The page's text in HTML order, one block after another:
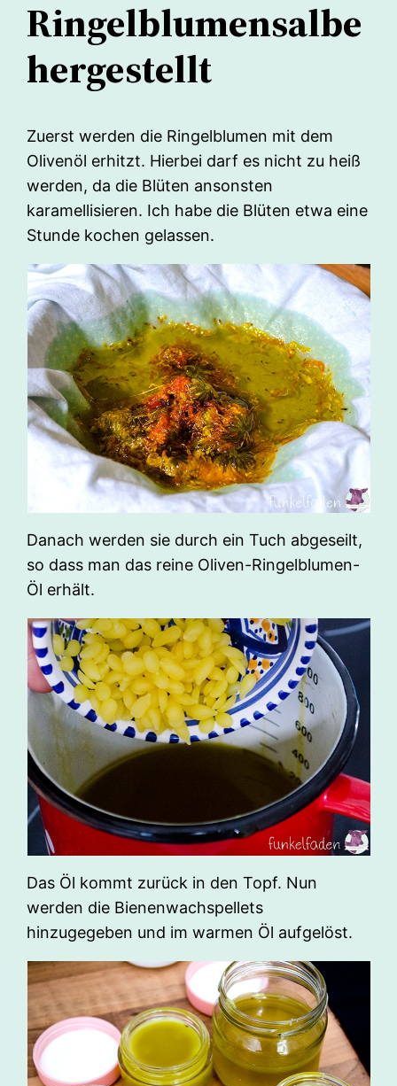
Ringelblumensalbe
hergestellt
Zuerst werden die Ringelblumen mit dem
Olivenöl erhitzt. Hierbei darf es nicht zu heiß
werden, da die Blüten ansonsten
karamellisieren. Ich habe die Blüten etwa eine
Stunde kochen gelassen.
Danach werden sie durch ein Tuch abgeseilt,
so dass man das reine Oliven-Ringelblumen-
Öl erhält.
Das Öl kommt zurück in den Topf. Nun
werden die Bienenwachspellets
hinzugegeben und im warmen Öl aufgelöst.